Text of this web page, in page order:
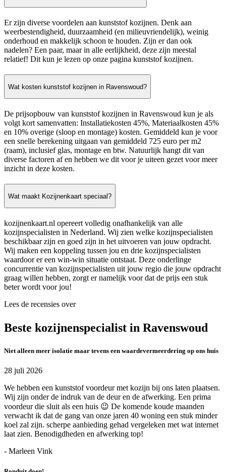
Er zijn diverse voordelen aan kunststof kozijnen. Denk aan
weerbestendigheid, duurzaamheid (en milieuvriendelijk), weinig
onderhoud en makkelijk schoon te houden. Zijn er dan ook
nadelen? Een paar, maar in alle eerlijkheid, deze zijn meestal
relatief! Dit kun je lezen op onze pagina kunststof kozijnen.
Wat kosten kunststof kozijnen in Ravenswoud?
De prijsopbouw van kunststof kozijnen in Ravenswoud kun je als
volgt kort samenvatten: Installatiekosten 45%, Materiaalkosten 45%
en 10% overige (sloop en montage) kosten. Gemiddeld kun je voor
een snelle berekening uitgaan van gemiddeld 725 euro per m2
(raam), inclusief glas, montage en btw. Natuurlijk hangt dit van
diverse factoren af en hebben we dit voor je uiteen gezet voor meer
inzicht in deze kosten.
Wat maakt Kozijnenkaart speciaal?
kozijnenkaart.nl opereert volledig onafhankelijk van alle
kozijnspecialisten in Nederland. Wij zien welke kozijnspecialisten
beschikbaar zijn en goed zijn in het uitvoeren van jouw opdracht.
Wij maken een koppeling tussen jou en drie kozijnspecialisten
waardoor er een win-win situatie ontstaat. Deze onderlinge
concurrentie van kozijnspecialisten uit jouw regio die jouw opdracht
graag willen hebben, zorgt er namelijk voor dat de prijs een stuk
beter wordt voor jou!
Lees de recensies over
Beste kozijnenspecialist in Ravenswoud
Niet alleen meer isolatie maar tevens een waardevermeerdering op ons huis
28 juli 2026
We hebben een kunststof voordeur met kozijn bij ons laten plaatsen.
Wij zijn onder de indruk van de deur en de afwerking. Een prima
voordeur die sluit als een huis 😉 De komende koude maanden
verwacht ik dat de gang van onze jaren 40 woning een stuk minder
koel zal zijn. scherpe aanbieding gehad vergeleken met wat internet
laat zien. Benodigdheden en afwerking top!
- Marleen Vink